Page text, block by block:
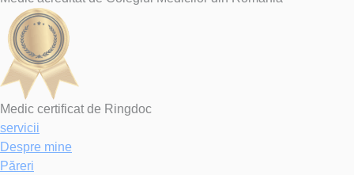
Medic certificat de Ringdoc
servicii
Despre mine
Păreri